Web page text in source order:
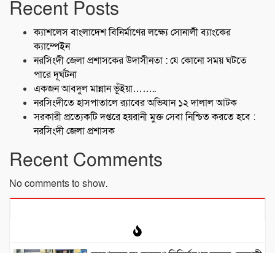
Recent Posts
ক্যাশলেস বাংলাদেশ বিনির্মাণের লক্ষ্যে সোনালী ব্যাংকের
ক্যাম্পেইন
নরসিংদী জেলা প্রশাসকের উদাসীনতা : যে কোনো সময় ঘটতে
পারে দূর্ঘটনা
একজন আবদুল মান্নান ভূঁইয়া……..
নরসিংদীতে হাসপাতালে র‍্যাবের অভিযান ১২ দালাল আটক
সরকারী প্রত্যেকটি দপ্তরে হয়রানী মুক্ত সেবা নিশ্চিত করতে হবে :
নরসিংদী জেলা প্রশাসক
Recent Comments
No comments to show.